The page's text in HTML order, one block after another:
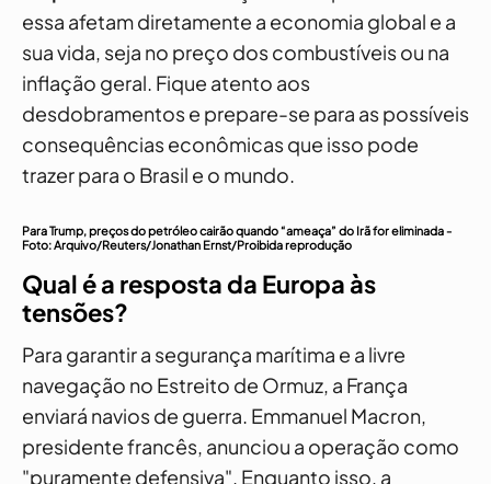
essa afetam diretamente a economia global e a
sua vida, seja no preço dos combustíveis ou na
inflação geral. Fique atento aos
desdobramentos e prepare-se para as possíveis
consequências econômicas que isso pode
trazer para o Brasil e o mundo.
Para Trump, preços do petróleo cairão quando “ameaça” do Irã for eliminada -
Foto: Arquivo/Reuters/Jonathan Ernst/Proibida reprodução
Qual é a resposta da Europa às
tensões?
Para garantir a segurança marítima e a livre
navegação no Estreito de Ormuz, a França
enviará navios de guerra. Emmanuel Macron,
presidente francês, anunciou a operação como
"puramente defensiva". Enquanto isso, a